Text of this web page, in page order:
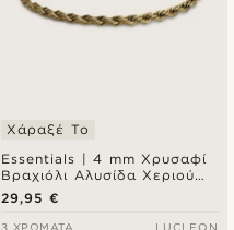
Essentials | 4 mm Χρυσαφί
Βραχιόλι Αλυσίδα Χεριού
Rope Chain
Χάραξέ Το
29,95 €
3 ΧΡΏΜΑΤΑ LUCLEON